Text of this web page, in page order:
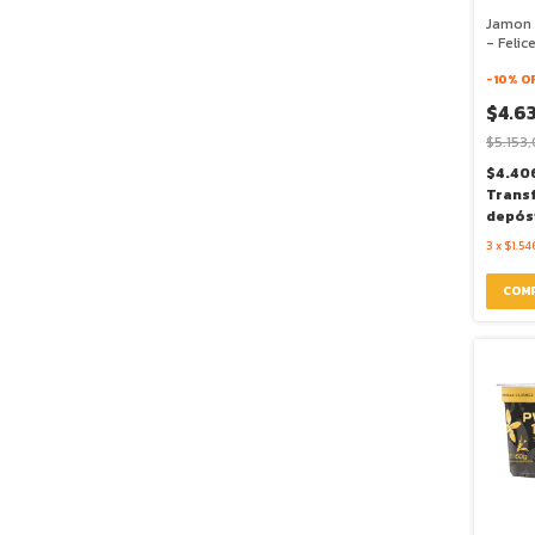
Jamon
-
-10%
3 x